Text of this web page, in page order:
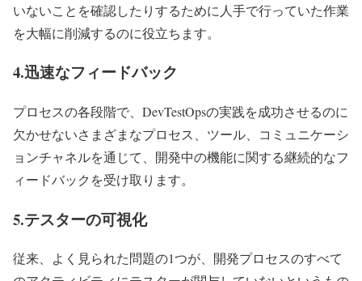
いないことを確認したりするために人手で行っていた作業
を大幅に削減するのに役立ちます。
4.迅速なフィードバック
プロセスの各段階で、DevTestOpsの実践を成功させるのに
欠かせないさまざまなプロセス、ツール、コミュニケーシ
ョンチャネルを通じて、開発中の機能に関する継続的なフ
ィードバックを受け取ります。
5.テスターの可視化
従来、よく見られた問題の1つが、開発プロセスのすべて